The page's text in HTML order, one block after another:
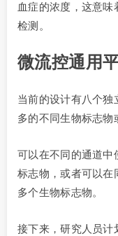
血症的浓度，这意
检测。
微流控通用
当前的设计有八个独
多的不同生物标志物
可以在不同的通道中
标志物，或者可以在
多个生物标志物。
接下来，研究人员计